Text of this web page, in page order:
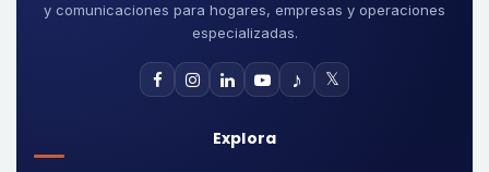
y comunicaciones para hogares, empresas y operaciones
especializadas.
♪ 𝕏
Explora